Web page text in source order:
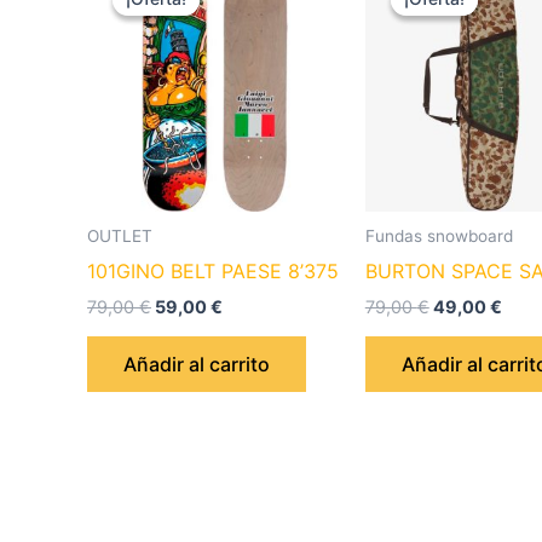
OUTLET
101GINO BELT PAESE 8’375
79,00€
original
era:
79,00 €.
59,00€
actual
Añadir al carrito
Fundas snowboard
BURTON SPACE
79,00€
original
era:
79,00 €.
49,00€
actual
es:
Añadir al